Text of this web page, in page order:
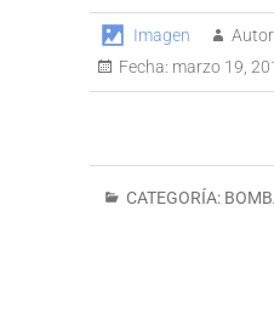
Imagen
Fecha: marzo 19,
CATEGORÍA: